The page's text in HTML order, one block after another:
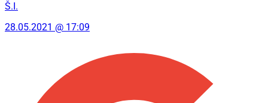
Š.I.
28.05.2021 @ 17:09